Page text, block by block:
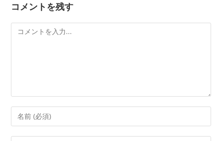
コメントを残す